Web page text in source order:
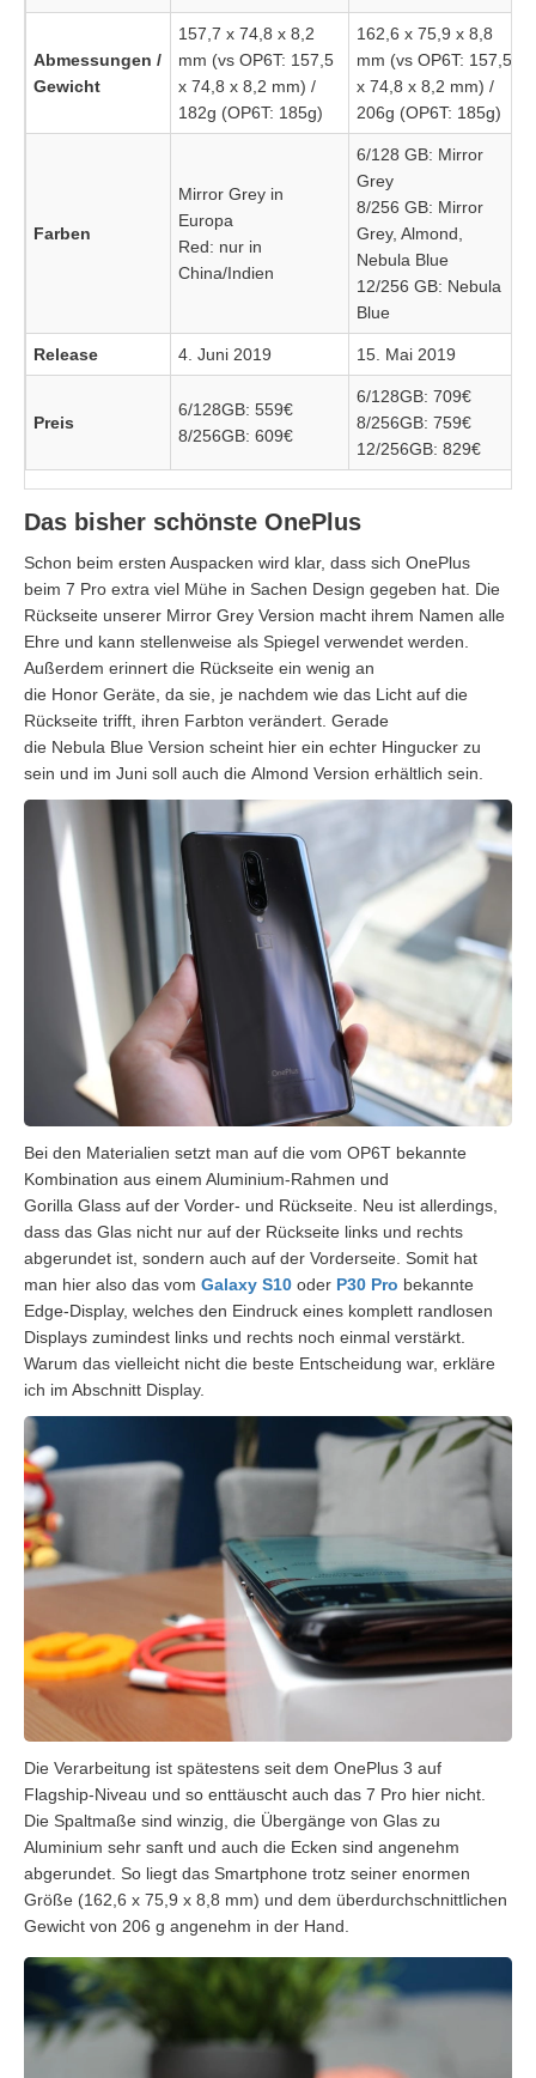
Abmessungen /
Gewicht
157,7 x 74,8 x 8,2
mm (vs OP6T: 157,5
x 74,8 x 8,2 mm) /
182g (OP6T: 185g)
162,6 x 75,9 x 8,8
mm (vs OP6T: 157,5
x 74,8 x 8,2 mm) /
206g (OP6T: 185g)
Farben
Mirror Grey in
Europa
Red: nur in
China/Indien
6/128 GB: Mirror
Grey
8/256 GB: Mirror
Grey, Almond,
Nebula Blue
12/256 GB: Nebula
Blue
Release 4. Juni 2019 15. Mai 2019
Preis
6/128GB: 559€
8/256GB: 609€
6/128GB: 709€
8/256GB: 759€
12/256GB: 829€
Das bisher schönste OnePlus
Schon beim ersten Auspacken wird klar, dass sich OnePlus
beim 7 Pro extra viel Mühe in Sachen Design gegeben hat. Die
Rückseite unserer Mirror Grey Version macht ihrem Namen alle
Ehre und kann stellenweise als Spiegel verwendet werden.
Außerdem erinnert die Rückseite ein wenig an
die Honor Geräte, da sie, je nachdem wie das Licht auf die
Rückseite trifft, ihren Farbton verändert. Gerade
die Nebula Blue Version scheint hier ein echter Hingucker zu
sein und im Juni soll auch die Almond Version erhältlich sein.
Bei den Materialien setzt man auf die vom OP6T bekannte
Kombination aus einem Aluminium-Rahmen und
Gorilla Glass auf der Vorder- und Rückseite. Neu ist allerdings,
dass das Glas nicht nur auf der Rückseite links und rechts
abgerundet ist, sondern auch auf der Vorderseite. Somit hat
man hier also das vom Galaxy S10 oder P30 Pro bekannte
Edge-Display, welches den Eindruck eines komplett randlosen
Displays zumindest links und rechts noch einmal verstärkt.
Warum das vielleicht nicht die beste Entscheidung war, erkläre
ich im Abschnitt Display.
Die Verarbeitung ist spätestens seit dem OnePlus 3 auf
Flagship-Niveau und so enttäuscht auch das 7 Pro hier nicht.
Die Spaltmaße sind winzig, die Übergänge von Glas zu
Aluminium sehr sanft und auch die Ecken sind angenehm
abgerundet. So liegt das Smartphone trotz seiner enormen
Größe (162,6 x 75,9 x 8,8 mm) und dem überdurchschnittlichen
Gewicht von 206 g angenehm in der Hand.